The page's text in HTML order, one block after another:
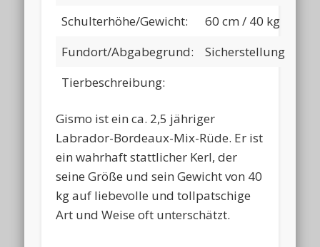
Schulterhöhe/Gewicht:
60 cm / 40 kg
Fundort/Abgabegrund:
Sicherstellung
Tierbeschreibung:
Gismo ist ein ca. 2,5 jähriger
Labrador-Bordeaux-Mix-Rüde. Er ist
ein wahrhaft stattlicher Kerl, der
seine Größe und sein Gewicht von 40
kg auf liebevolle und tollpatschige
Art und Weise oft unterschätzt.